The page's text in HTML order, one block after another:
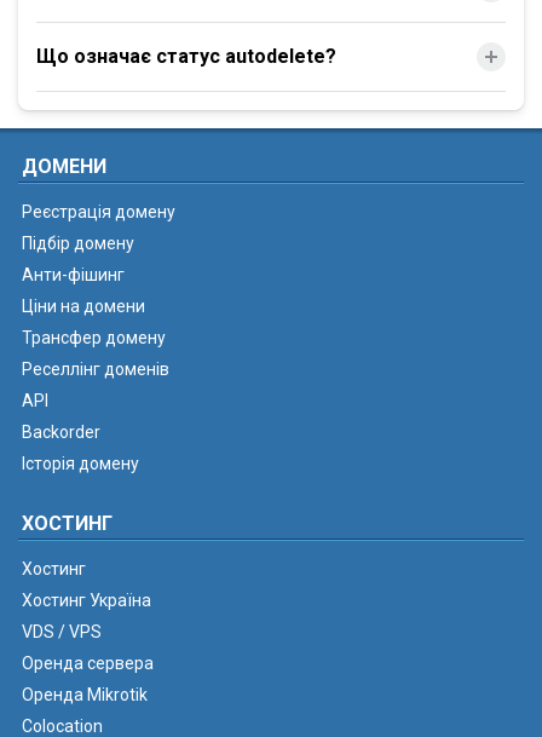
Що означає статус autodelete?
ДОМЕНИ
Реєстрація домену
Підбір домену
Анти-фішинг
Ціни на домени
Трансфер домену
Реселлінг доменів
API
Backorder
Історія домену
ХОСТИНГ
Хостинг
Хостинг Україна
VDS / VPS
Оренда сервера
Оренда Mikrotik
Colocation